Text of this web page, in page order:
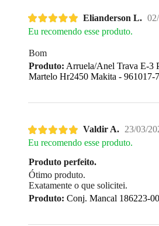
Elianderson L.
Eu recomendo esse produto.
Bom
Produto: Arruela/Anel Trava E-3
Martelo Hr2450 Makita - 961017-7
Valdir A. 23/03/
Eu recomendo esse produto.
Produto perfeito.
Ótimo produto.
Exatamente o que solicitei.
Produto: Conj. Mancal 186223-